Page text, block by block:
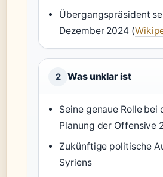
Übergangspräsident
Dezember 2024 (
2 Was unklar ist
Seine genaue Rolle bei
Planung der Offensive
Zukünftige politische
Syriens